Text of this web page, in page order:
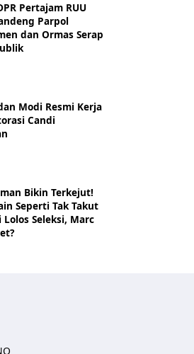
Pertajam RUU
Parpol
dan Ormas Serap
Modi Resmi Kerja
Candi
Bikin Terkejut!
Seperti Tak Takut
Seleksi, Marc